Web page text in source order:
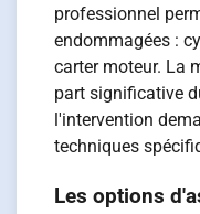
professionnel
endommagées :
carter moteur. La
part significative
l'intervention
techniques
Les options